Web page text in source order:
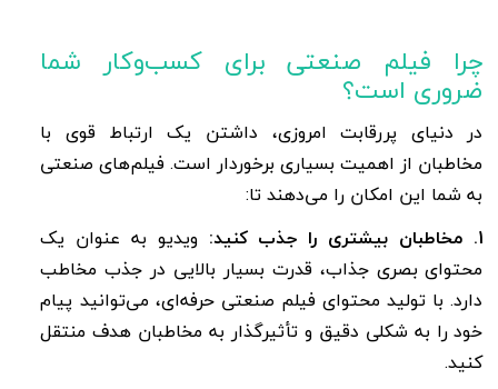
چرا فیلم صنعتی برای کسب‌وکار شما
ضروری است؟
در دنیای پررقابت امروزی، داشتن یک ارتباط قوی با
مخاطبان از اهمیت بسیاری برخوردار است. فیلم‌های صنعتی
به شما این امکان را می‌دهند تا:
1. مخاطبان بیشتری را جذب کنید:
ویدیو به عنوان یک
محتوای بصری جذاب، قدرت بسیار بالایی در جذب مخاطب
دارد. با تولید محتوای فیلم صنعتی حرفه‌ای، می‌توانید پیام
خود را به شکلی دقیق و تأثیرگذار به مخاطبان هدف منتقل
کنید.